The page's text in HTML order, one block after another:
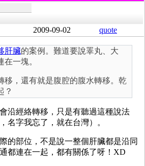
2009-09-02 quote
肝臟的案例。難道要說睪丸、大
一塊。
移，還有就是腹腔的腹水轉移。乾
？
沿經絡轉移，只是有聽過這種說法
名字我忘了，就在台灣）。
的部位，不是說一整個肝臟都是沿同
都連在一起，都有關係了呀！XD